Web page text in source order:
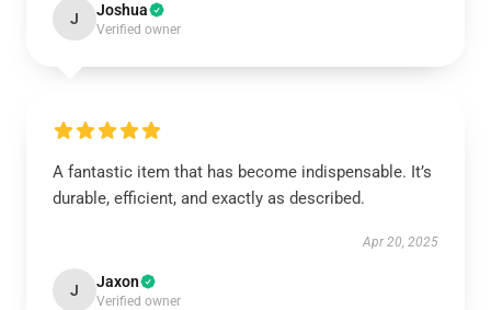
J Joshua
Verified owner
A fantastic item that has become indispensable. It’s
durable, efficient, and exactly as described.
Apr 20, 2025
J Jaxon
Verified owner